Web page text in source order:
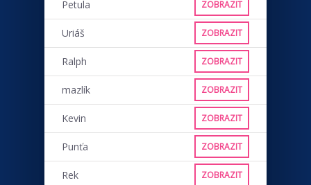
Petula ZOBRAZIT
Uriáš ZOBRAZIT
Ralph ZOBRAZIT
mazlík ZOBRAZIT
Kevin ZOBRAZIT
Punťa ZOBRAZIT
Rek ZOBRAZIT